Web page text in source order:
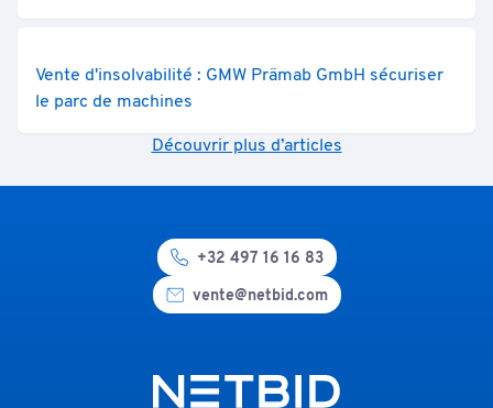
Vente d'insolvabilité : GMW Prämab GmbH sécuriser
le parc de machines
Découvrir plus d’articles
+32 497 16 16 83
vente@netbid.com